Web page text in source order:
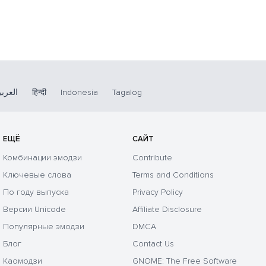
हिन्दी Indonesia Tagalog
ЕЩЁ
Комбинации эмодзи
Ключевые слова
По году выпуска
Версии Unicode
Популярные эмодзи
Блог
Каомодзи
САЙТ
Contribute
Terms and Conditions
Privacy Policy
Affiliate Disclosure
DMCA
Contact Us
GNOME: The Free Software